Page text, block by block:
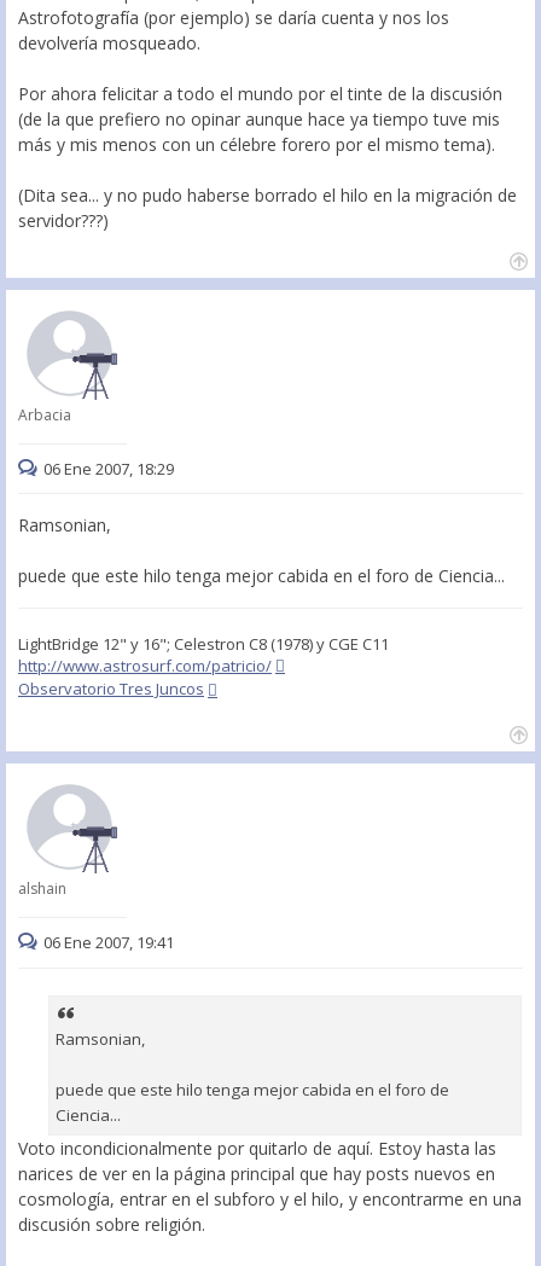
Astrofotografía (por ejemplo) se daría cuenta y nos los
devolvería mosqueado.
Por ahora felicitar a todo el mundo por el tinte de la discusión
(de la que prefiero no opinar aunque hace ya tiempo tuve mis
más y mis menos con un célebre forero por el mismo tema).
(Dita sea... y no pudo haberse borrado el hilo en la migración de
servidor???)
Arbacia
06 Ene 2007, 18:29
Ramsonian,
puede que este hilo tenga mejor cabida en el foro de Ciencia...
LightBridge 12" y 16"; Celestron C8 (1978) y CGE C11
http://www.astrosurf.com/patricio/
Observatorio Tres Juncos
alshain
06 Ene 2007, 19:41
Ramsonian,
puede que este hilo tenga mejor cabida en el foro de
Ciencia...
Voto incondicionalmente por quitarlo de aquí. Estoy hasta las
narices de ver en la página principal que hay posts nuevos en
cosmología, entrar en el subforo y el hilo, y encontrarme en una
discusión sobre religión.